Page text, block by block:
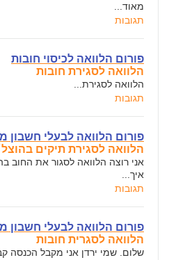
מאוד...
תגובות
פורום הלוואה לכיסוי חובות
הלוואה לסגירת חובות
הלוואה לסגירת...
תגובות
פורום הלוואה לבעלי חשבון
הלוואה לסגירת תיקים
אני רוצה הלוואה לסגור את החוב
איך...
תגובות
פורום הלוואה לבעלי חשבון
הלוואה לסגרית חובות
שלום. שמי ירדן אני מקבל הכנסה